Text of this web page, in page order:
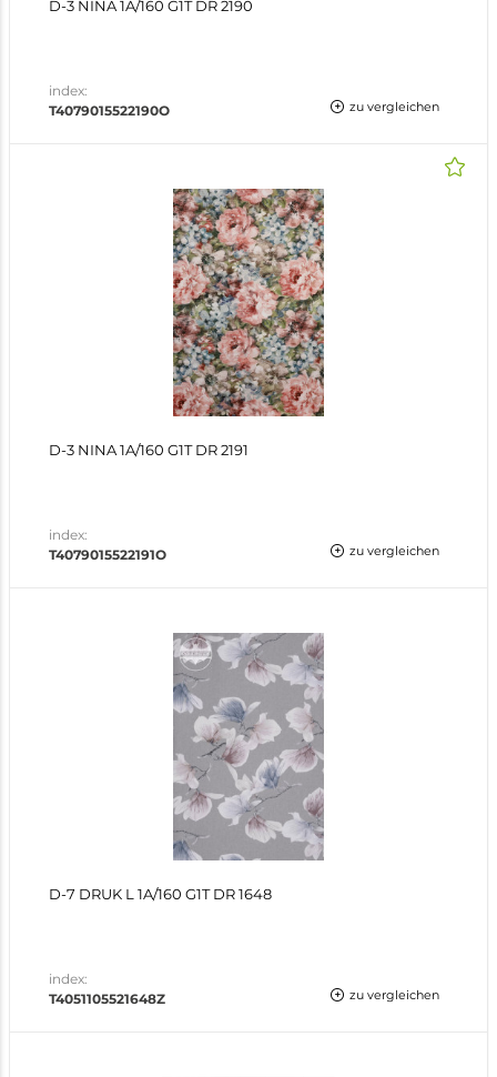
D-3 NINA 1A/160 G1T DR 2190
index:
T4079015522190O
zu vergleichen
D-3 NINA 1A/160 G1T DR 2191
index:
T4079015522191O
zu vergleichen
D-7 DRUK L 1A/160 G1T DR 1648
index:
T4051105521648Z
zu vergleichen